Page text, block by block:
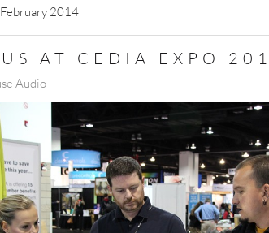
2014
AT CEDIA EXPO
Audio